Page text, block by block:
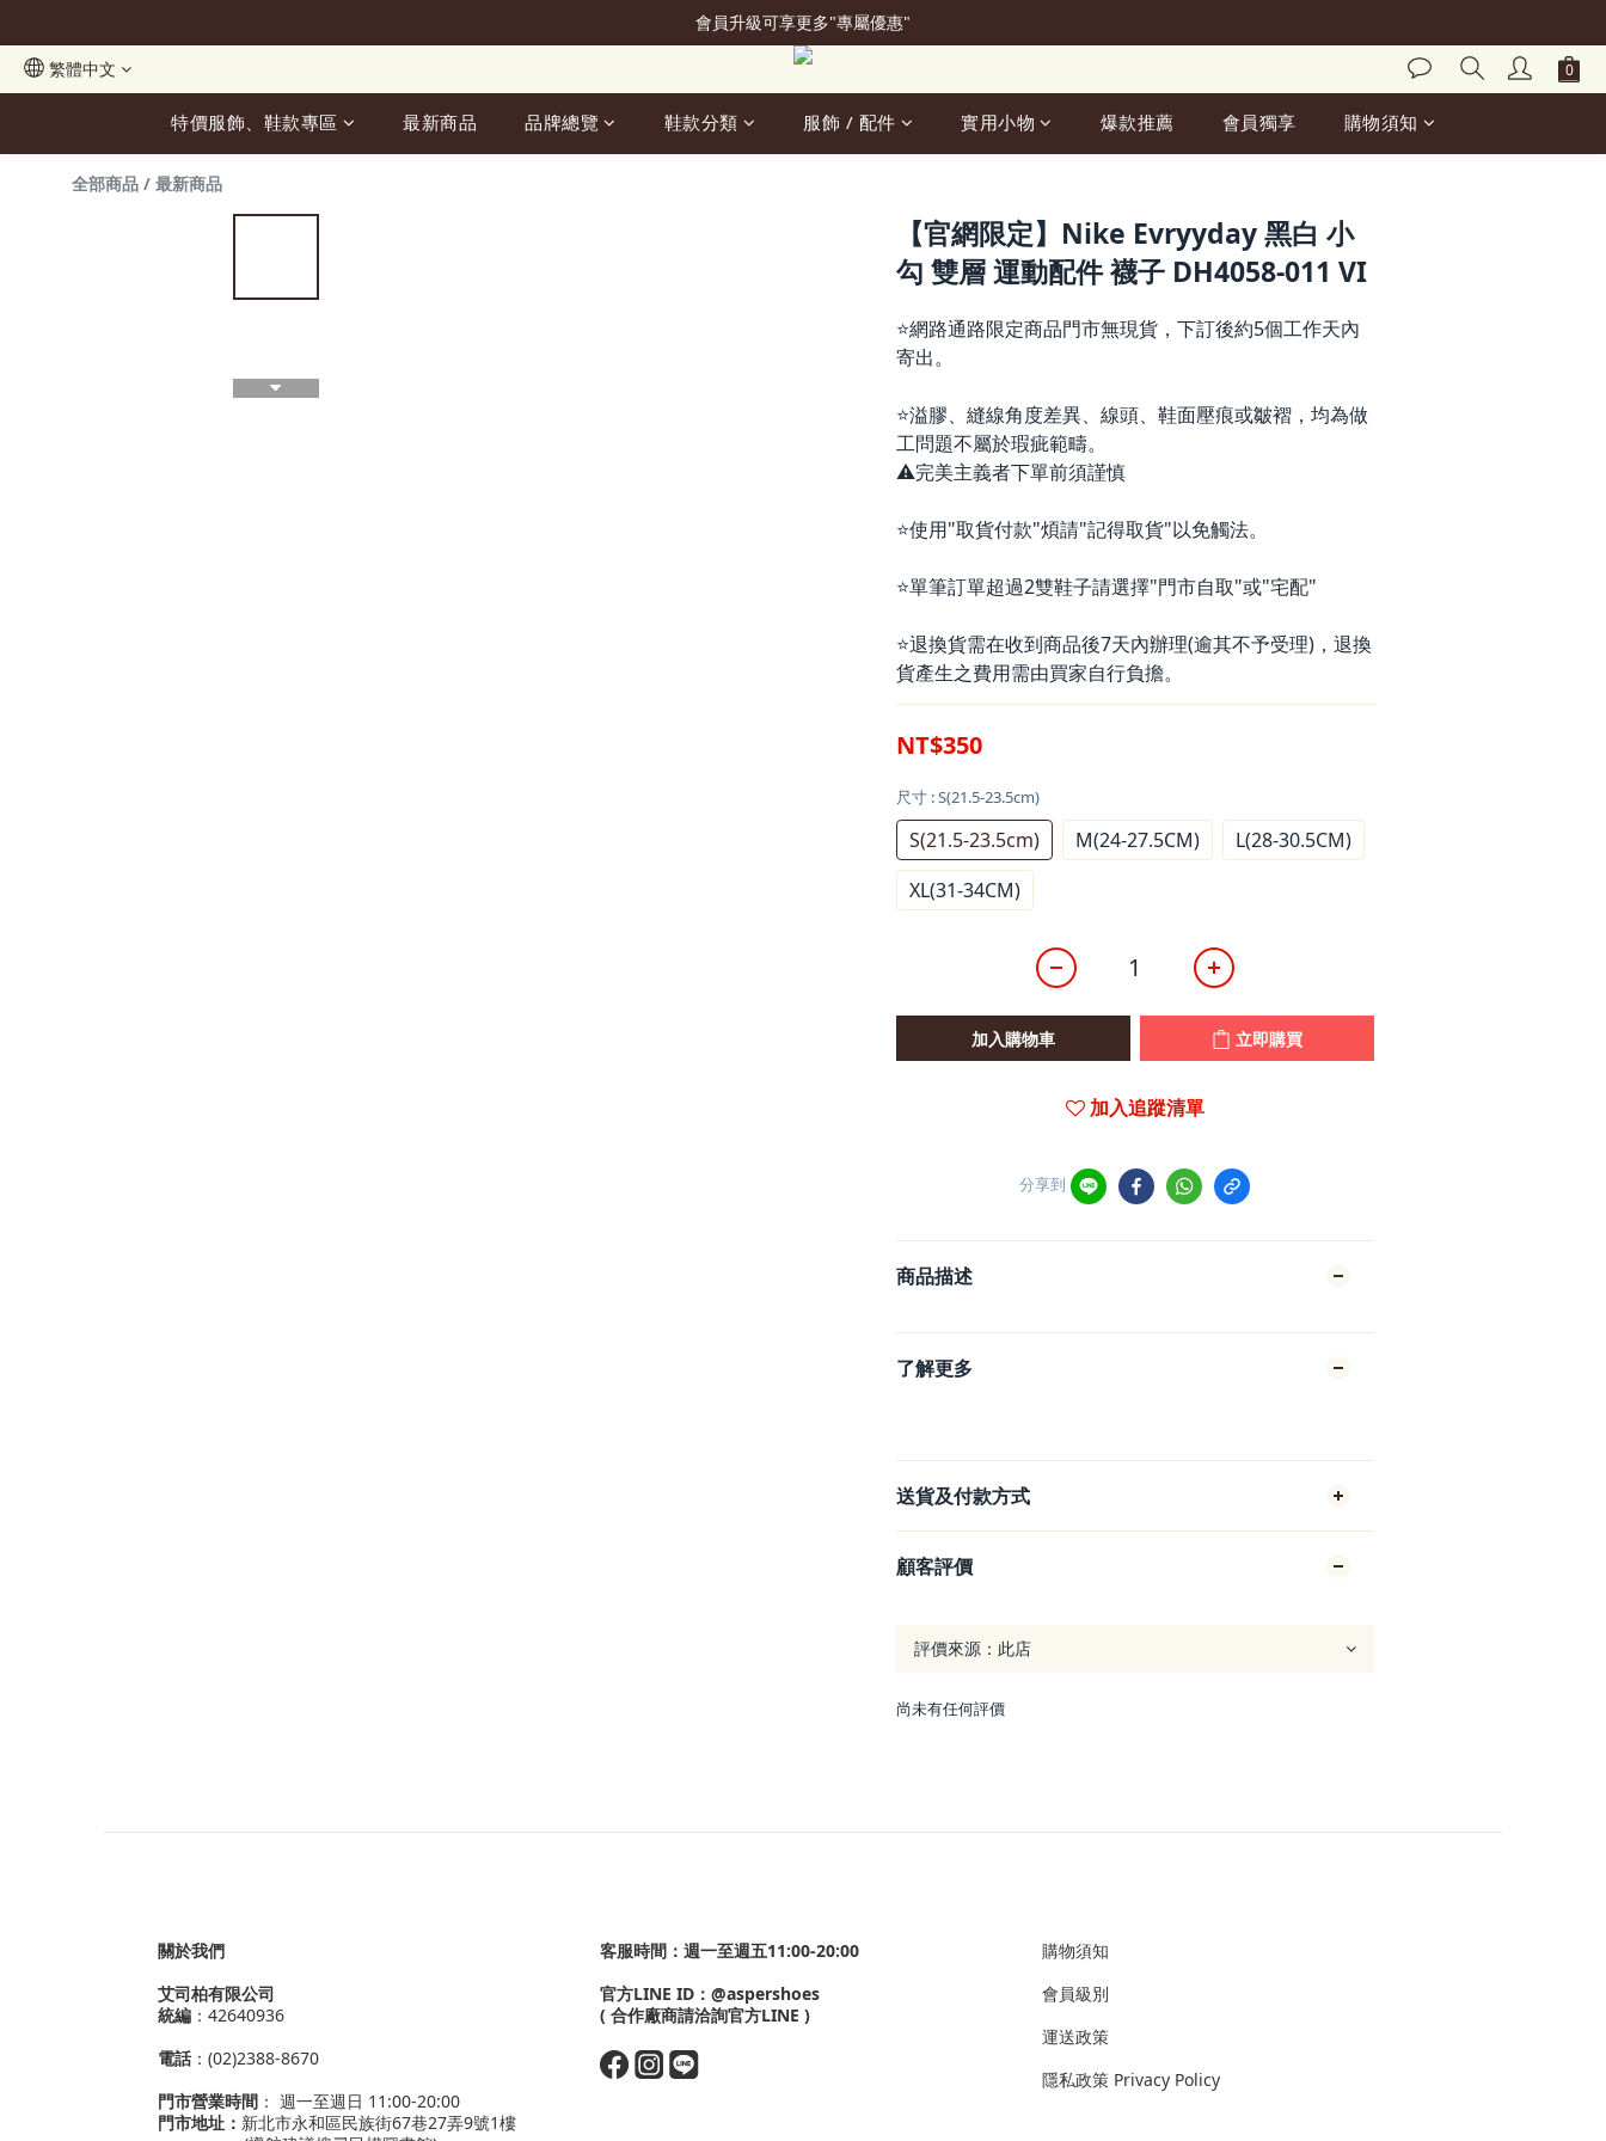
加入會員立即贈50元購物金
會員升級可享更多"專屬優惠"
加入會員立即贈50元購物金
繁體中文
特價服飾、鞋款專區 最新商品 品牌總覽 鞋款分類 服飾 / 配件 實用小物 爆款推薦 會員獨享 購物須知
全部商品 / 最新商品
【官網限定】Nike Evryyday 黑白 小
勾 雙層 運動配件 襪子 DH4058-011 VI
⭐網路通路限定商品門市無現貨，下訂後約5個工作天內
寄出。
⭐溢膠、縫線角度差異、線頭、鞋面壓痕或皺褶，均為做
工問題不屬於瑕疵範疇。
⚠️完美主義者下單前須謹慎
⭐使用"取貨付款"煩請"記得取貨"以免觸法。
⭐單筆訂單超過2雙鞋子請選擇"門市自取"或"宅配"
⭐退換貨需在收到商品後7天內辦理(逾其不予受理)，退換
貨產生之費用需由買家自行負擔。
NT$350
尺寸 : S(21.5-23.5cm)
S(21.5-23.5cm) M(24-27.5CM)
L(28-30.5CM)
XL(31-34CM)
加入購物車 立即購買
加入追蹤清單
分享到
商品描述
了解更多
送貨及付款方式
顧客評價
尚未有任何評價
關於我們
艾司柏有限公司
統編 ：42640936
電話：(02)2388-8670
門市營業時間 ： 週一至週日 11:00-20:00
門市地址： 新北市永和區民族街67巷27弄9號1樓
客服時間：週一至週五11:00-20:00
官方LINE ID： @aspershoes
( 合作廠商請洽詢官方LINE )
購物須知
會員級別
運送政策
隱私政策 Privacy Policy